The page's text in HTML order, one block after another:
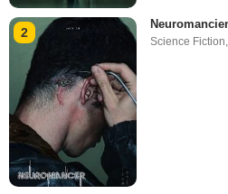
2
Science Fiction